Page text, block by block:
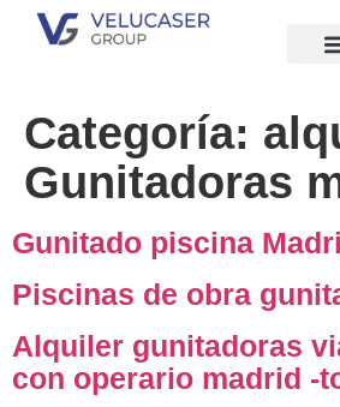
Categoría:
Gunitadoras
Gunitado piscina
Piscinas de obra
Alquiler gunitadoras
con operario madrid -